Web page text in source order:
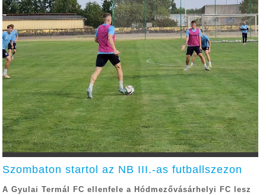
Szombaton startol az NB III.-as futballszezon
A Gyulai Termál FC ellenfele a Hódmezővásárhelyi FC lesz